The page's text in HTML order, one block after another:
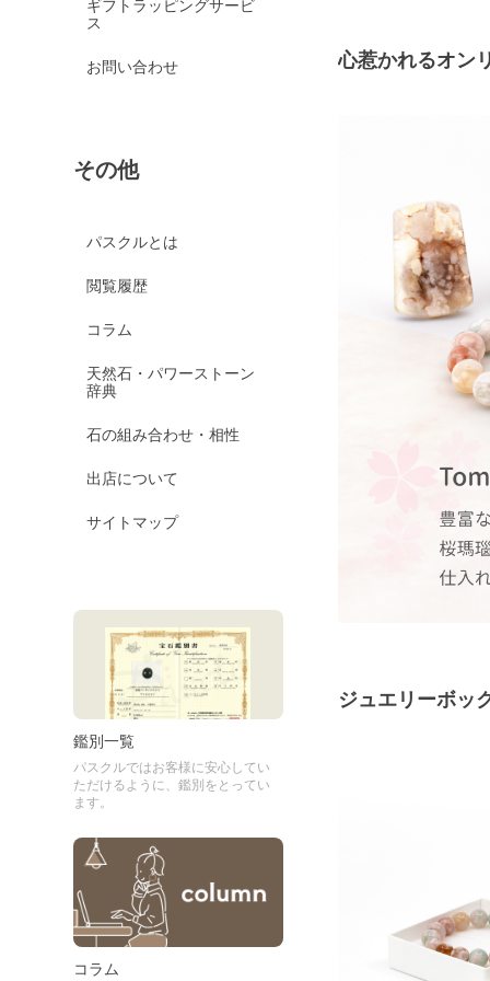
ギフトラッピングサービ
ス
お問い合わせ
その他
パスクルとは
閲覧履歴
コラム
天然石・パワーストーン
辞典
石の組み合わせ・相性
出店について
サイトマップ
鑑別一覧
パスクルではお客様に安心してい
ただけるように、鑑別をとってい
ます。
コラム
心惹かれるオン
ジュエリーボッ